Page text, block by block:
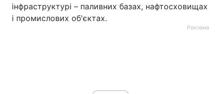
інфраструктурі – паливних базах, нафтосховищах
і промислових об'єктах.
Реклама